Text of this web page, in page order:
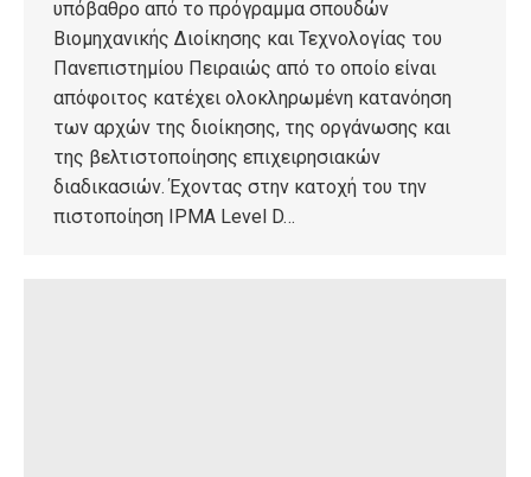
υπόβαθρο από το πρόγραμμα σπουδών
Βιομηχανικής Διοίκησης και Τεχνολογίας του
Πανεπιστημίου Πειραιώς από το οποίο είναι
απόφοιτος κατέχει ολοκληρωμένη κατανόηση
των αρχών της διοίκησης, της οργάνωσης και
της βελτιστοποίησης επιχειρησιακών
διαδικασιών. Έχοντας στην κατοχή του την
πιστοποίηση IPMA Level D…